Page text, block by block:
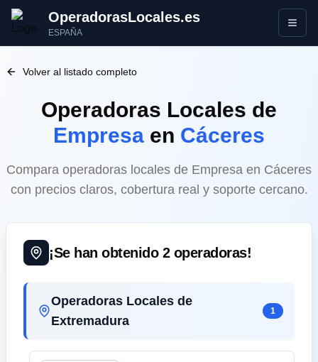
OperadorasLocales.es
ESPAÑA Abrir
Volver al listado completo
Operadoras Locales de
Empresa en Cáceres
Compara operadoras locales de Empresa en Cáceres
con precios claros, cobertura real y soporte cercano.
¡Se han obtenido 2operadoras!
Operadoras Locales de
Extremadura
1